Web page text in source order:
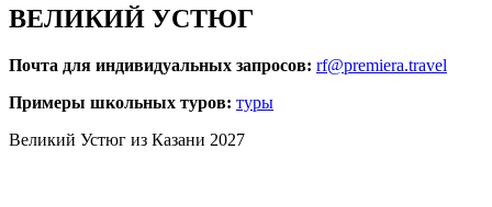
ВЕЛИКИЙ УСТЮГ
Почта для индивидуальных запросов: rf@premiera.travel
Примеры школьных туров: туры
Великий Устюг из Казани 2027